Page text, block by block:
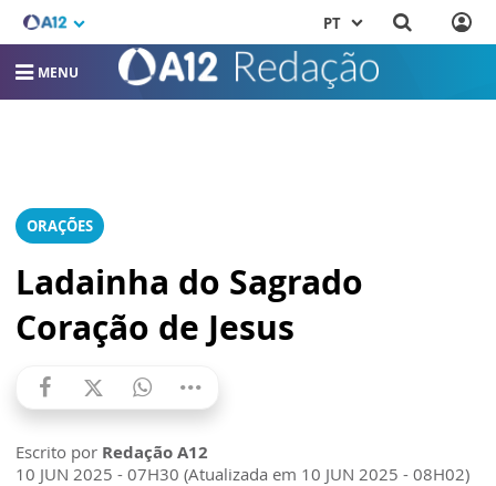
PT
MENU
ORAÇÕES
Ladainha do Sagrado
Coração de Jesus
Escrito por Redação A12
10 JUN 2025 - 07H30 (Atualizada em 10 JUN 2025 - 08H02)